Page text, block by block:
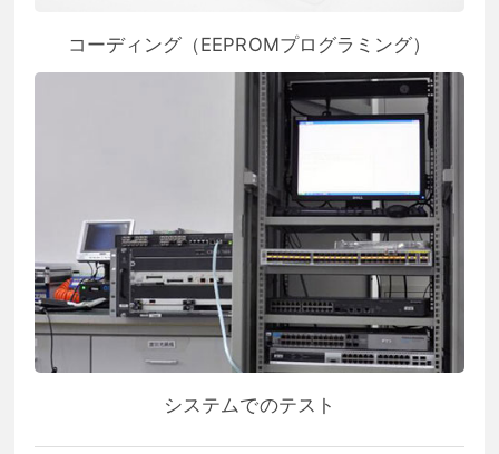
コーディング（EEPROMプログラミング）
システムでのテスト